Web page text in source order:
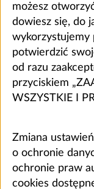
możesz
dowiesz się, do
wykorzystujemy
potwierdzić
od razu
przyciskiem
WSZYSTKIE I
Zmiana
o ochronie
ochronie praw
cookies